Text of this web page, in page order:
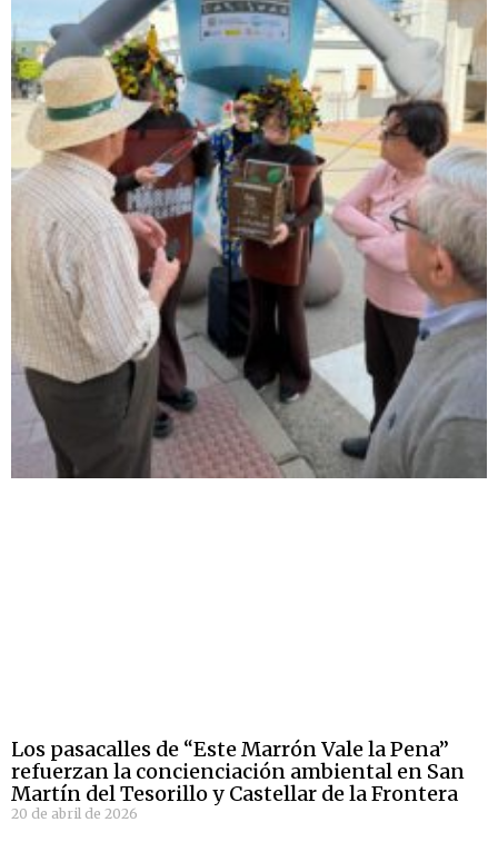
Los pasacalles de “Este Marrón Vale la Pena”
refuerzan la concienciación ambiental en San
Martín del Tesorillo y Castellar de la Frontera
20 de abril de 2026